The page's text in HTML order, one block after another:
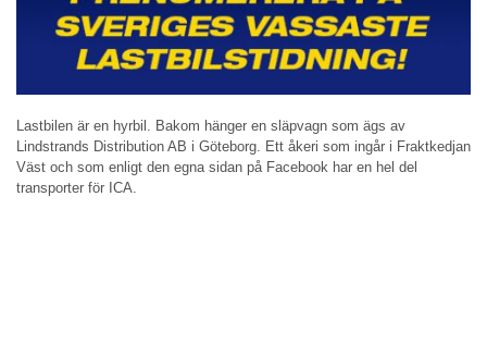
Lastbilen är en hyrbil. Bakom hänger en släpvagn som ägs av
Lindstrands Distribution AB i Göteborg. Ett åkeri som ingår i Fraktkedjan
Väst och som enligt den egna sidan på Facebook har en hel del
transporter för ICA.